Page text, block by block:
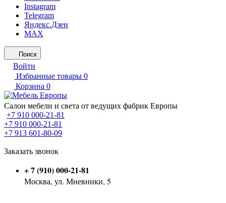
Instagram
Telegram
Яндекс.Дзен
MAX
Поиск
Войти
Избранные товары 0
Корзина 0
Салон мебели и света от ведущих фабрик Европы
+7 910 000-21-81
+7 910 000-21-81
+7 913 601-80-09
Заказать звонок
+ 7 (910) 000-21-81
Москва, ул. Мневники, 5